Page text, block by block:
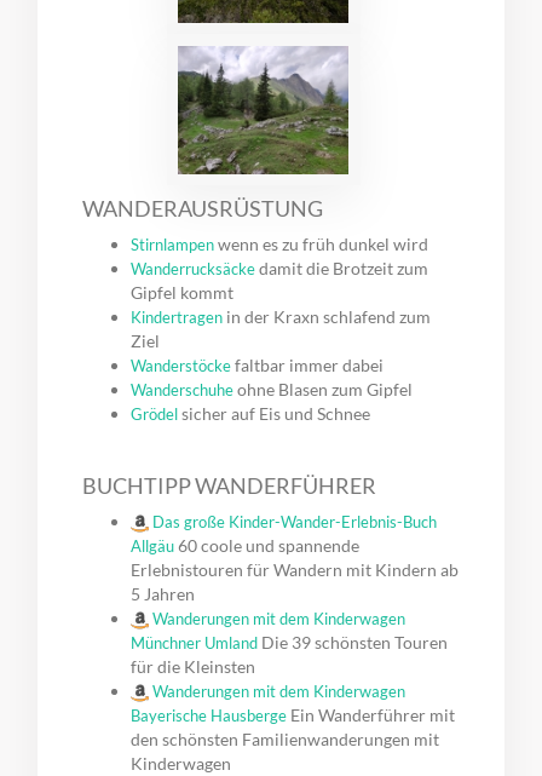
WANDERAUSRÜSTUNG
Stirnlampenwenn es zu früh dunkel wird
Wanderrucksäckedamit die Brotzeit zum
Gipfel kommt
Kindertragen in der Kraxn schlafend zum
Ziel
Wanderstöckefaltbar immer dabei
Wanderschuheohne Blasen zum Gipfel
Grödelsicher auf Eis und Schnee
BUCHTIPP WANDERFÜHRER
Das große Kinder-Wander-Erlebnis-Buch
Allgäu60 coole und spannende
Erlebnistouren für Wandern mit Kindern ab
5 Jahren
Wanderungen mit dem Kinderwagen
Münchner Umland Die 39 schönsten Touren
für die Kleinsten
Wanderungen mit dem Kinderwagen
Bayerische Hausberge Ein Wanderführer mit
den schönsten Familienwanderungen mit
Kinderwagen